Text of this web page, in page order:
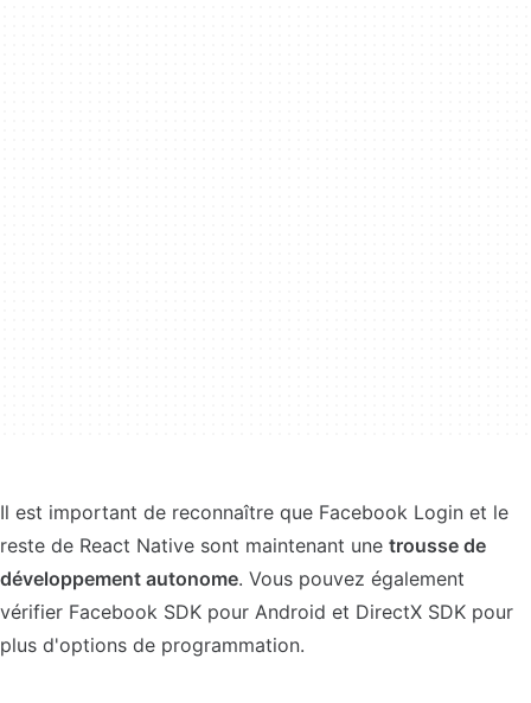
Il est important de reconnaître que Facebook Login et le
reste de React Native sont maintenant une trousse de
développement autonome. Vous pouvez également
vérifier Facebook SDK pour Android et DirectX SDK pour
plus d'options de programmation.